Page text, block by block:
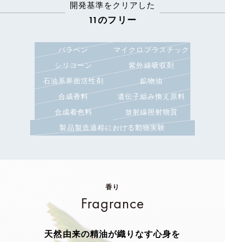
開発基準をクリアした
11のフリー
パラベン
マイクロプラスチック
シリコーン
紫外線吸収剤
石油系界面活性剤
鉱物油
合成香料
遺伝子組み換え原料
合成着色料
放射線照射物質
製品製造過程における動物実験
香り
Fragrance
天然由来の精油が織りなす心身を